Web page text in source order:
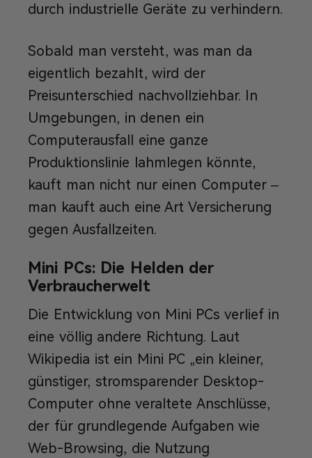
durch industrielle Geräte zu verhindern.
Sobald man versteht, was man da
eigentlich bezahlt, wird der
Preisunterschied nachvollziehbar. In
Umgebungen, in denen ein
Computerausfall eine ganze
Produktionslinie lahmlegen könnte,
kauft man nicht nur einen Computer –
man kauft auch eine Art Versicherung
gegen Ausfallzeiten.
Mini PCs: Die Helden der
Verbraucherwelt
Die Entwicklung von Mini PCs verlief in
eine völlig andere Richtung. Laut
Wikipedia ist ein Mini PC „ein kleiner,
günstiger, stromsparender Desktop-
Computer ohne veraltete Anschlüsse,
der für grundlegende Aufgaben wie
Web-Browsing, die Nutzung